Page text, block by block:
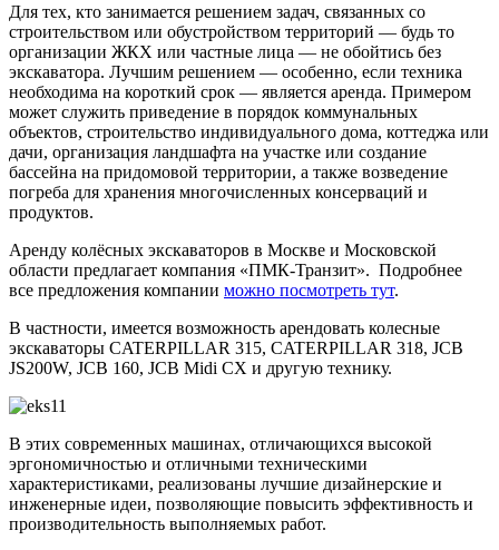
Для тех, кто занимается решением задач, связанных со
строительством или обустройством территорий — будь то
организации ЖКХ или частные лица — не обойтись без
экскаватора. Лучшим решением — особенно, если техника
необходима на короткий срок — является аренда. Примером
может служить приведение в порядок коммунальных
объектов, строительство индивидуального дома, коттеджа или
дачи, организация ландшафта на участке или создание
бассейна на придомовой территории, а также возведение
погреба для хранения многочисленных консерваций и
продуктов.
Аренду колёсных экскаваторов в Москве и Московской
области предлагает компания «ПМК-Транзит». Подробнее
все предложения компании можно посмотреть тут.
В частности, имеется возможность арендовать колесные
экскаваторы CATERPILLAR 315, CATERPILLAR 318, JCB
JS200W, JCB 160, JCB Midi CX и другую технику.
В этих современных машинах, отличающихся высокой
эргономичностью и отличными техническими
характеристиками, реализованы лучшие дизайнерские и
инженерные идеи, позволяющие повысить эффективность и
производительность выполняемых работ.